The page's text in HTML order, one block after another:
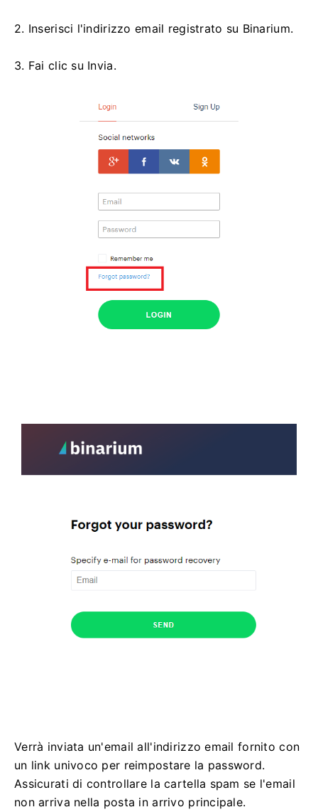
2. Inserisci l'indirizzo email registrato su Binarium.
3. Fai clic su Invia.
Verrà inviata un'email all'indirizzo email fornito con
un link univoco per reimpostare la password.
Assicurati di controllare la cartella spam se l'email
non arriva nella posta in arrivo principale.